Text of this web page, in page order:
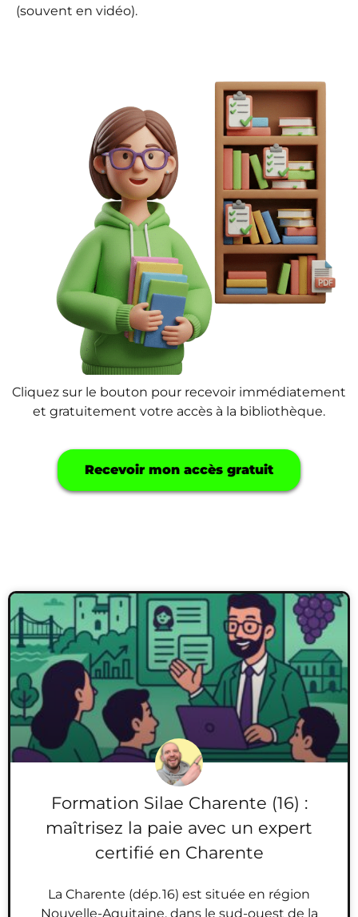
(souvent en vidéo).
Cliquez sur le bouton pour recevoir immédiatement
et gratuitement votre accès à la bibliothèque.
Recevoir mon accès gratuit
Formation Silae Charente (16) :
maîtrisez la paie avec un expert
certifié en Charente
La Charente (dép. 16) est située en région
Nouvelle-Aquitaine, dans le sud-ouest de la